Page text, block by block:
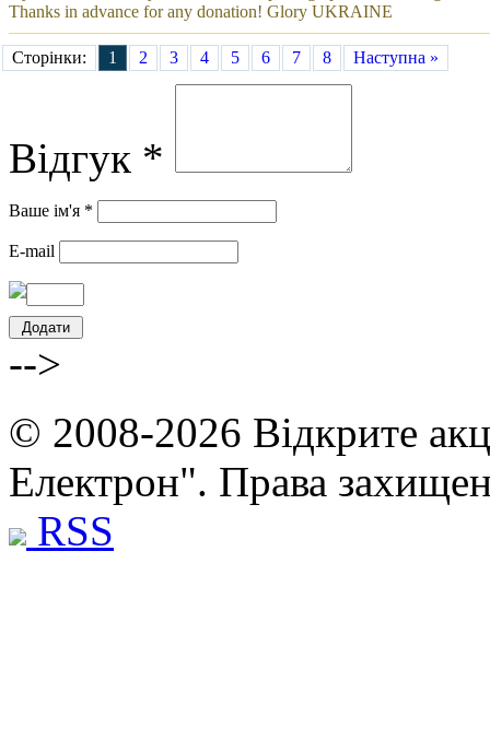
Thanks in advance for any donation! Glory UKRAINE
Сторінки: 1 2 3 4 5 6 7 8 Наступна »
Відгук *
Ваше ім'я *
E-mail
-->
© 2008-2026 Відкрите
Електрон". Права
RSS